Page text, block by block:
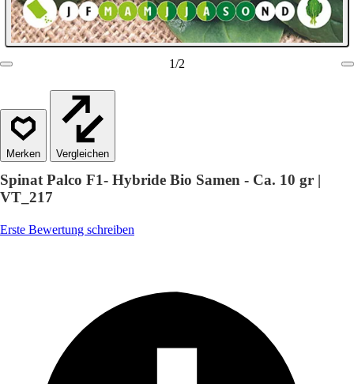
1/2
Vergleichen
Spinat Palco F1- Hybride Bio Samen - Ca. 10 gr |
VT_217
Erste Bewertung schreiben